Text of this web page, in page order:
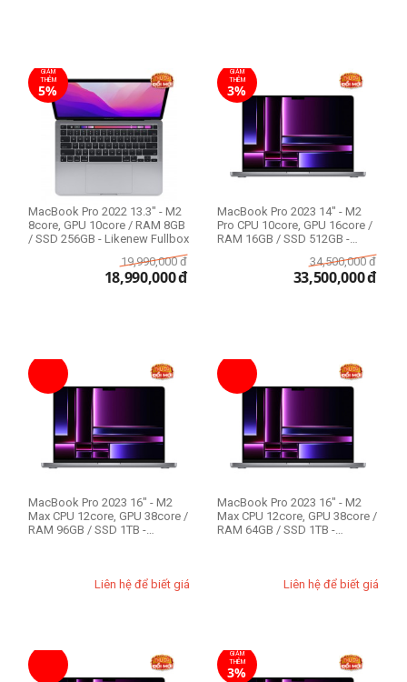
GIẢM
THÊM
5%
MacBook Pro 2022 13.3" - M2
8core, GPU 10core / RAM 8GB
/ SSD 256GB - Likenew Fullbox
19,990,000 đ
18,990,000đ
GIẢM
THÊM
3%
MacBook Pro 2023 14" - M2
Pro CPU 10core, GPU 16core /
RAM 16GB / SSD 512GB -
34,500,000 đ
33,500,000đ
MacBook Pro 2023 16" - M2
Max CPU 12core, GPU 38core /
RAM 96GB / SSD 1TB -
Liên hệ để biết giá
MacBook Pro 2023 16" - M2
Max CPU 12core, GPU 38core /
RAM 64GB / SSD 1TB -
Liên hệ để biết giá
GIẢM
THÊM
3%